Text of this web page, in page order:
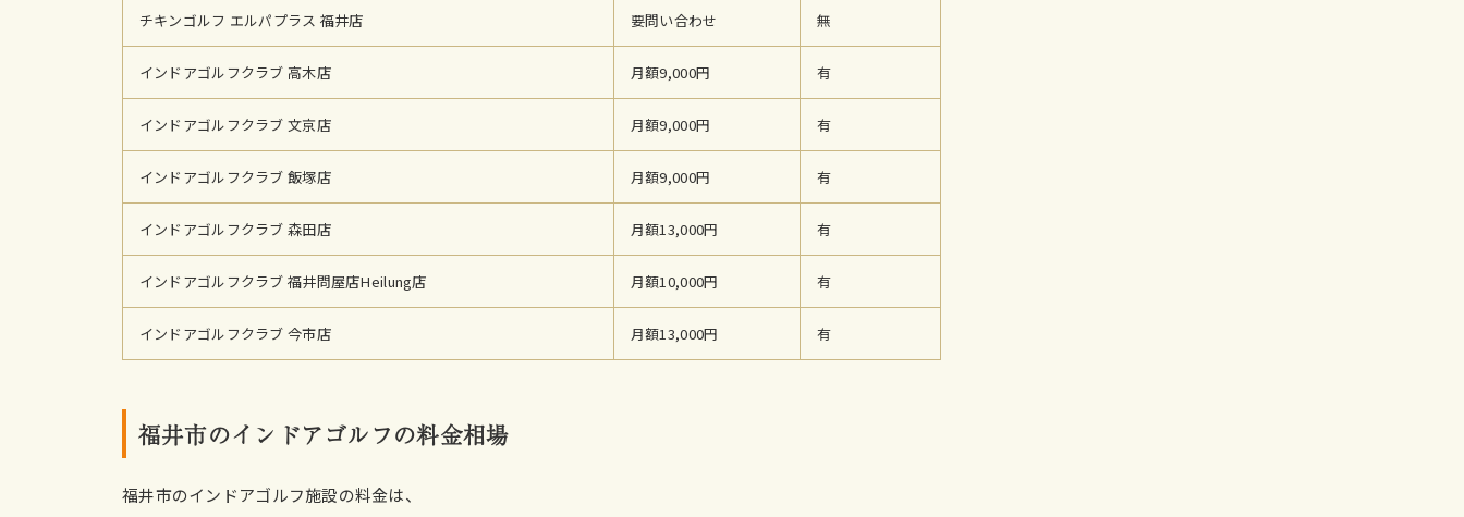
チキンゴルフ エルパプラス 福井店 要問い合わせ 無
インドアゴルフクラブ 高木店 月額9,000円 有
インドアゴルフクラブ 文京店 月額9,000円 有
インドアゴルフクラブ 飯塚店 月額9,000円 有
インドアゴルフクラブ 森田店 月額13,000円 有
インドアゴルフクラブ 福井問屋店Heilung店 月額10,000円 有
インドアゴルフクラブ 今市店 月額13,000円 有
福井市のインドアゴルフの料金相場
福井市のインドアゴルフ施設の料金は、